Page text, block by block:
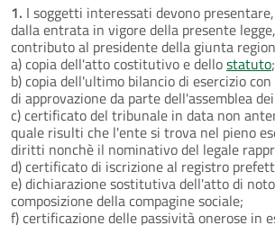
1. I soggetti interessati devono
dalla entrata in vigore della presente
contributo al presidente della giunta
a) copia dell'atto costitutivo e dellostatuto;
b) copia dell'ultimo bilancio di esercizio
di approvazione da parte dell'assemblea
c) certificato del tribunale in data non
quale risulti che l'ente si trova nel pieno
diritti nonchè il nominativo del legale
d) certificato di iscrizione al registro
e) dichiarazione sostitutiva dell'atto di
composizione della compagine sociale;
f) certificazione delle passività onerose in